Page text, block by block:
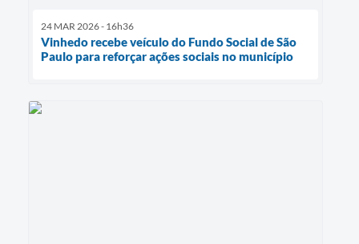
24 MAR 2026 - 16h36
Vinhedo recebe veículo do Fundo Social de São
Paulo para reforçar ações sociais no município